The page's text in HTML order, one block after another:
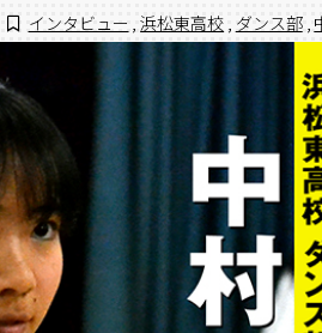
インタビュー , 浜松東高校 , ダンス部 ,